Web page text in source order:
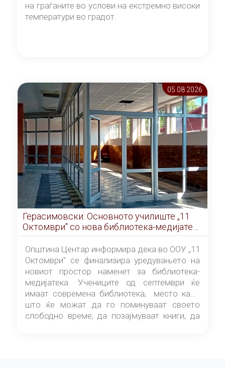
на граѓаните во услови на екстремно високи
температури во градот.
05.08 2026
Герасимовски: Основното училиште „11
Октомври" со нова библиотека-медијатека
од септември
Општина Центар информира дека во ООУ „11
Октомври" се финализира уредувањето на
новиот простор наменет за библиотека-
медијатека. Учениците од септември ќе
имаат современа библиотека, место каде
што ќе можат да го поминуваат своето
слободно време, да позајмуваат книги, да